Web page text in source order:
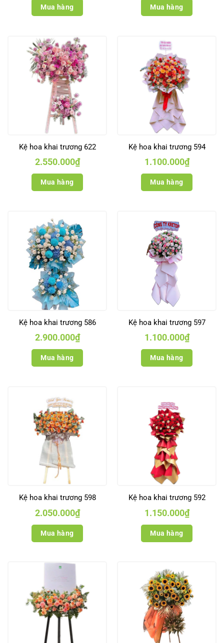
Mua hàng Mua hàng
Kệ hoa khai trương 622
2.550.000₫
Mua hàng
Kệ hoa khai trương 594
1.100.000₫
Mua hàng
Kệ hoa khai trương 586
2.900.000₫
Mua hàng
Kệ hoa khai trương 597
1.100.000₫
Mua hàng
Kệ hoa khai trương 598
2.050.000₫
Mua hàng
Kệ hoa khai trương 592
1.150.000₫
Mua hàng